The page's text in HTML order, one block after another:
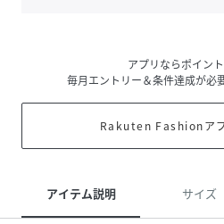
アプリならポイン
毎月エントリー＆条件達成が必要
Rakuten Fashionア
アイテム説明 サイズ